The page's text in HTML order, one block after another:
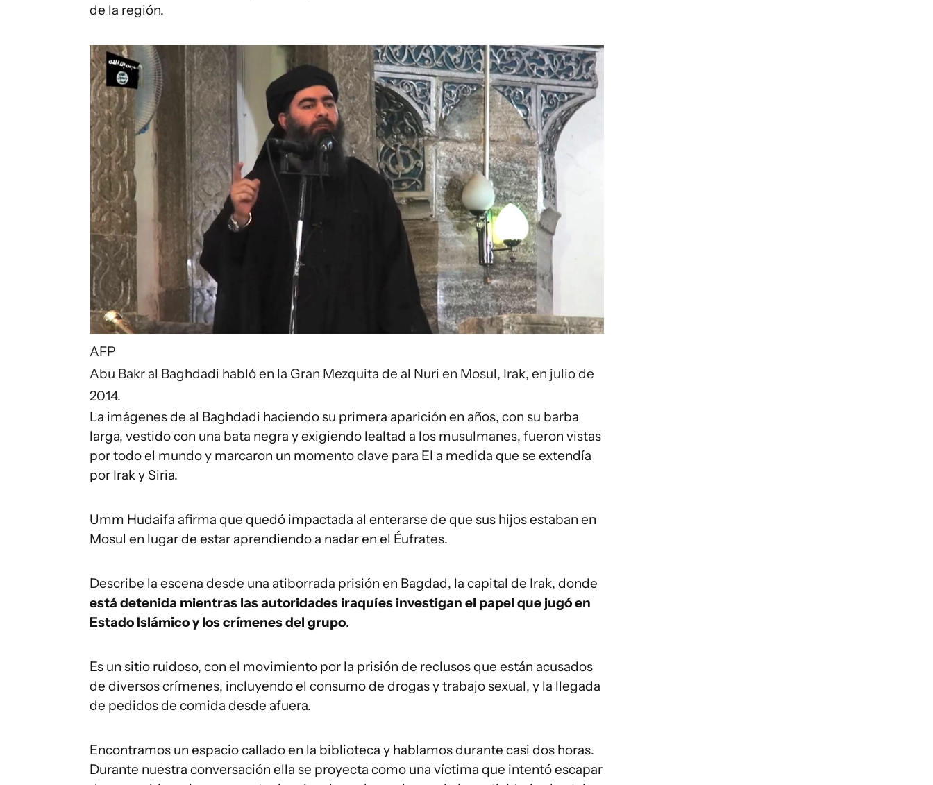
de la región.
AFP
Abu Bakr al Baghdadi habló en la Gran Mezquita de al Nuri en Mosul, Irak, en julio de
2014.
La imágenes de al Baghdadi haciendo su primera aparición en años, con su barba
larga, vestido con una bata negra y exigiendo lealtad a los musulmanes, fueron vistas
por todo el mundo y marcaron un momento clave para EI a medida que se extendía
por Irak y Siria.
Umm Hudaifa afirma que quedó impactada al enterarse de que sus hijos estaban en
Mosul en lugar de estar aprendiendo a nadar en el Éufrates.
Describe la escena desde una atiborrada prisión en Bagdad, la capital de Irak, donde
está detenida mientras las autoridades iraquíes investigan el papel que jugó en
Estado Islámico y los crímenes del grupo.
Es un sitio ruidoso, con el movimiento por la prisión de reclusos que están acusados
de diversos crímenes, incluyendo el consumo de drogas y trabajo sexual, y la llegada
de pedidos de comida desde afuera.
Encontramos un espacio callado en la biblioteca y hablamos durante casi dos horas.
Durante nuestra conversación ella se proyecta como una víctima que intentó escapar